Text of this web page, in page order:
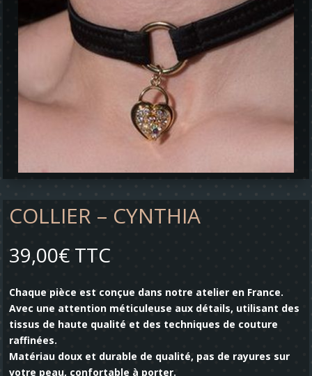
COLLIER – CYNTHIA
39,00€ TTC
Chaque pièce est conçue dans notre atelier en France.
Avec une attention méticuleuse aux détails, utilisant des
tissus de haute qualité et des techniques de couture
raffinées.
Matériau doux et durable de qualité, pas de rayures sur
votre peau, confortable à porter.